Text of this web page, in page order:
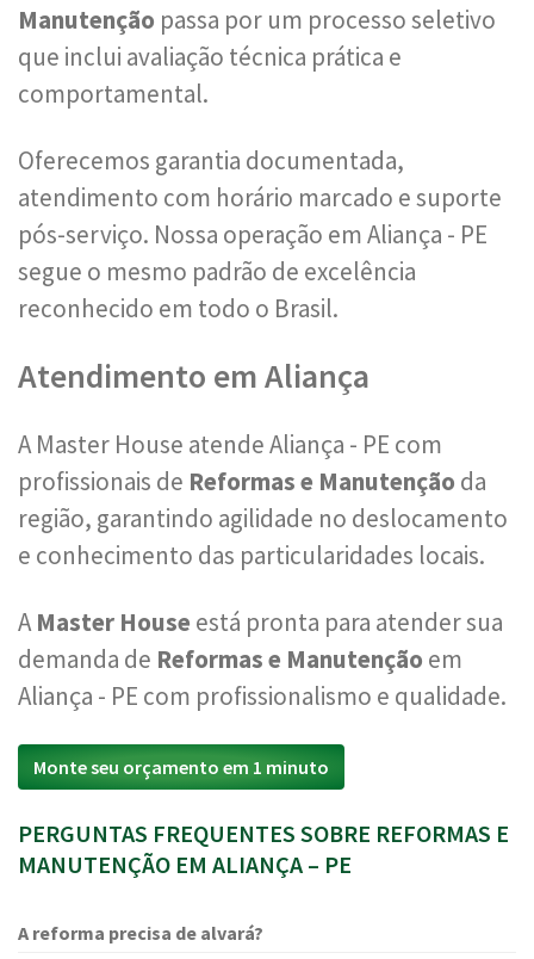
Manutenção passa por um processo seletivo
que inclui avaliação técnica prática e
comportamental.
Oferecemos garantia documentada,
atendimento com horário marcado e suporte
pós-serviço. Nossa operação em Aliança - PE
segue o mesmo padrão de excelência
reconhecido em todo o Brasil.
Atendimento em Aliança
A Master House atende Aliança - PE com
profissionais de Reformas e Manutenção da
região, garantindo agilidade no deslocamento
e conhecimento das particularidades locais.
AMaster House está pronta para atender sua
demanda de Reformas e Manutenção em
Aliança - PE com profissionalismo e qualidade.
Monte seu orçamento em 1 minuto
PERGUNTAS FREQUENTES SOBRE REFORMAS E
MANUTENÇÃO EM ALIANÇA – PE
A reforma precisa de alvará?